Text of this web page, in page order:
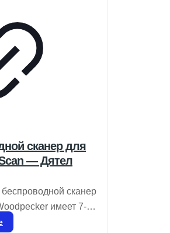
сканер для
— Дятел
сканер
имеет 7-
экран с